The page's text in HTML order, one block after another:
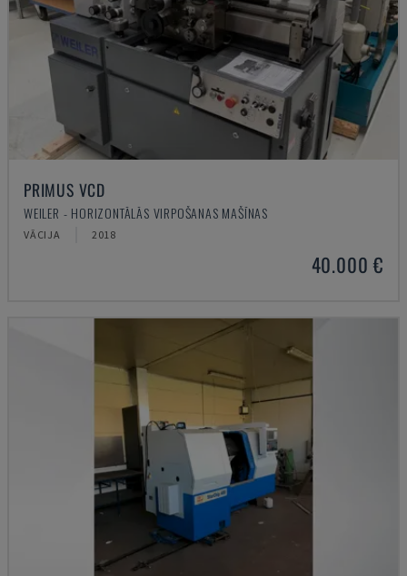
PRIMUS VCD
WEILER - HORIZONTĀLĀS VIRPOŠANAS MAŠĪNAS
VĀCIJA 2018
40.000 €